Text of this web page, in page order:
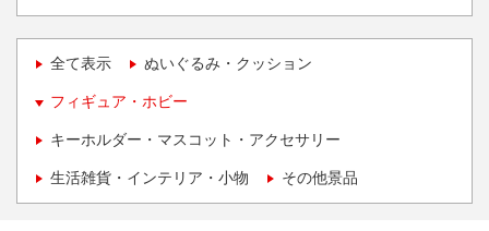
全て表示 ぬいぐるみ・クッション
フィギュア・ホビー
キーホルダー・マスコット・アクセサリー
生活雑貨・インテリア・小物 その他景品